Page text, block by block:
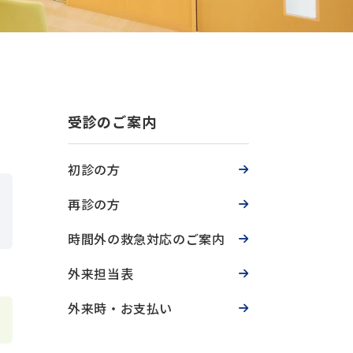
受診のご案内
初診の方
再診の方
時間外の救急対応のご案内
外来担当表
外来時・お支払い